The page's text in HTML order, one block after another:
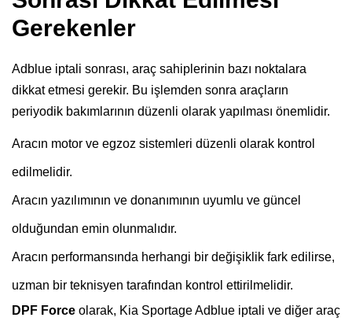
Gerekenler
Adblue iptali sonrası, araç sahiplerinin bazı noktalara
dikkat etmesi gerekir. Bu işlemden sonra araçların
periyodik bakımlarının düzenli olarak yapılması önemlidir.
Aracın motor ve egzoz sistemleri düzenli olarak kontrol
edilmelidir.
Aracın yazılımının ve donanımının uyumlu ve güncel
olduğundan emin olunmalıdır.
Aracın performansında herhangi bir değişiklik fark edilirse,
uzman bir teknisyen tarafından kontrol ettirilmelidir.
DPF Force olarak, Kia Sportage Adblue iptali ve diğer araç